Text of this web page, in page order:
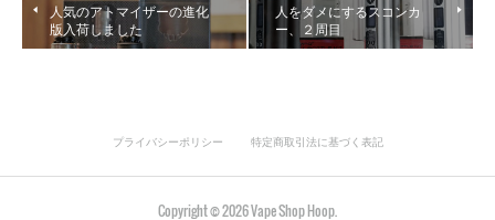
人気のアトマイザーの進化
版入荷しました
人をダメにするスコンカ
ー、２周目
プライバシーポリシー 特定商取引法に基づく表記
Copyright ©2026Vape Shop Hoop.